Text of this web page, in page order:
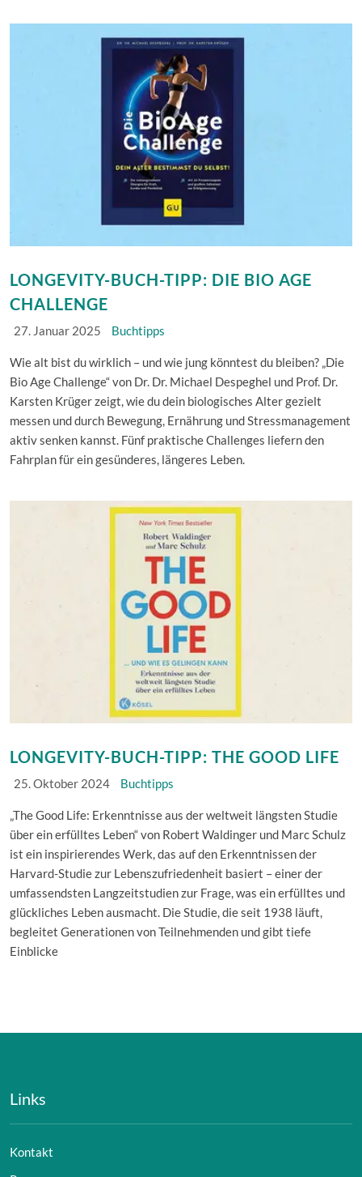
LONGEVITY-BUCH-TIPP: DIE BIO AGE
CHALLENGE
27. Januar 2025 Buchtipps
Wie alt bist du wirklich – und wie jung könntest du bleiben? „Die
Bio Age Challenge“ von Dr. Dr. Michael Despeghel und Prof. Dr.
Karsten Krüger zeigt, wie du dein biologisches Alter gezielt
messen und durch Bewegung, Ernährung und Stressmanagement
aktiv senken kannst. Fünf praktische Challenges liefern den
Fahrplan für ein gesünderes, längeres Leben.
LONGEVITY-BUCH-TIPP: THE GOOD LIFE
25. Oktober 2024 Buchtipps
„The Good Life: Erkenntnisse aus der weltweit längsten Studie
über ein erfülltes Leben“ von Robert Waldinger und Marc Schulz
ist ein inspirierendes Werk, das auf den Erkenntnissen der
Harvard-Studie zur Lebenszufriedenheit basiert – einer der
umfassendsten Langzeitstudien zur Frage, was ein erfülltes und
glückliches Leben ausmacht. Die Studie, die seit 1938 läuft,
begleitet Generationen von Teilnehmenden und gibt tiefe
Einblicke
Links
Kontakt